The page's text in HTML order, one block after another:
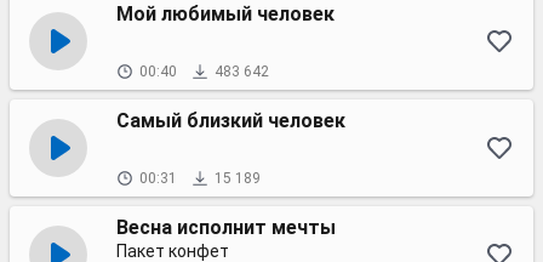
Мой любимый человек
00:40 483 642
Самый близкий человек
00:31 15 189
Весна исполнит мечты
Пакет конфет